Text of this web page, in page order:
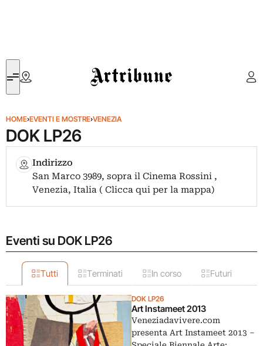
Artribune
HOME›EVENTI E MOSTRE›VENEZIA
DOK LP26
Indirizzo
San Marco 3989, sopra il Cinema Rossini ,
Venezia, Italia ( Clicca qui per la mappa)
Eventi su DOK LP26
Tutti Terminati In corso Futuri
DOK LP26
Art Instameet 2013
Veneziadavivere.com
presenta Art Instameet 2013 –